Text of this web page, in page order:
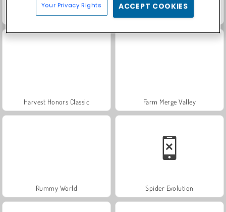
Trollface Quest: USA 2 Masha and the Bear: Meadows
Harvest Honors Classic Farm Merge Valley
Rummy World Spider Evolution
Your Privacy Rights ACCEPT COOKIES